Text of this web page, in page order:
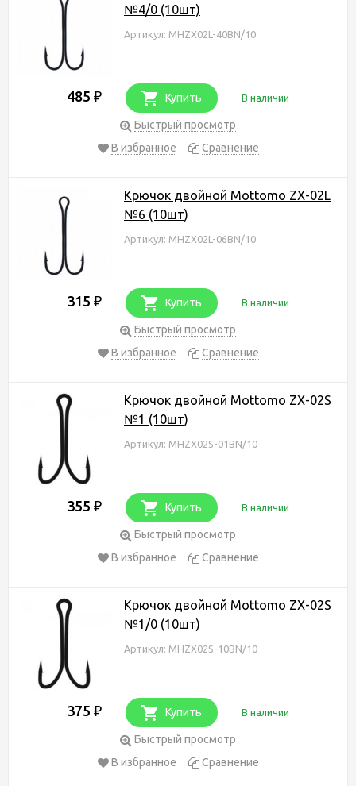
№4/0 (10шт)
Артикул: MHZX02L-40BN/10
485 ₽ Купить В наличии
Быстрый просмотр
В избранное
Сравнение
Крючок двойной Mottomo ZX-02L
№6 (10шт)
Артикул: MHZX02L-06BN/10
315 ₽ Купить В наличии
Быстрый просмотр
В избранное
Сравнение
Крючок двойной Mottomo ZX-02S
№1 (10шт)
Артикул: MHZX02S-01BN/10
355 ₽ Купить В наличии
Быстрый просмотр
В избранное
Сравнение
Крючок двойной Mottomo ZX-02S
№1/0 (10шт)
Артикул: MHZX02S-10BN/10
375 ₽ Купить В наличии
Быстрый просмотр
В избранное
Сравнение